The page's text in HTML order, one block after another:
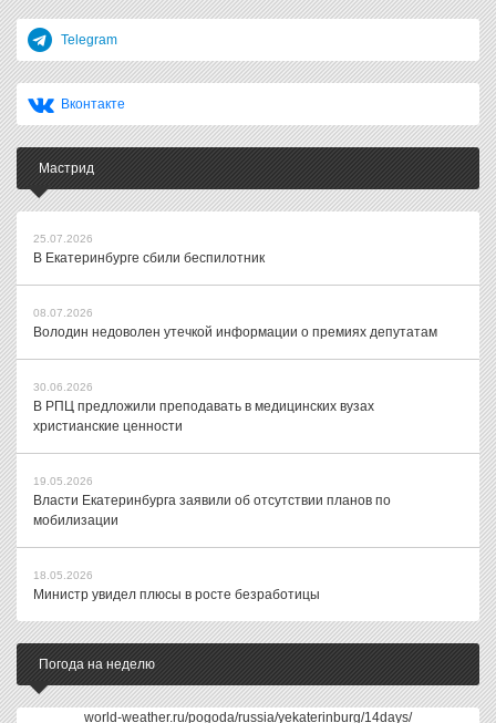
Telegram
Вконтакте
Мастрид
25.07.2026
В Екатеринбурге сбили беспилотник
08.07.2026
Володин недоволен утечкой информации о премиях депутатам
30.06.2026
В РПЦ предложили преподавать в медицинских вузах
христианские ценности
19.05.2026
Власти Екатеринбурга заявили об отсутствии планов по
мобилизации
18.05.2026
Министр увидел плюсы в росте безработицы
Погода на неделю
world-weather.ru/pogoda/russia/yekaterinburg/14days/